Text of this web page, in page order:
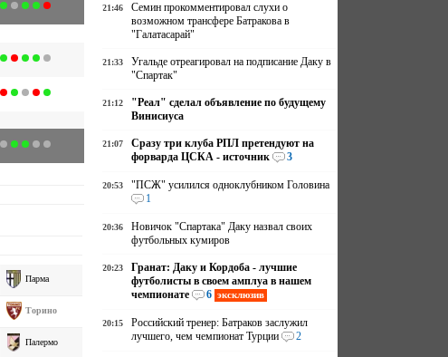
Парма
Торино
Палермо
21:46
Семин прокомментировал слухи о
возможном трансфере Батракова в
"Галатасарай"
21:33
Угальде отреагировал на подписание Даку в
"Спартак"
21:12
"Реал" сделал объявление по будущему
Винисиуса
21:07
Сразу три клуба РПЛ претендуют на
форварда ЦСКА - источник
3
20:53
"ПСЖ" усилился одноклубником Головина
1
20:36
Новичок "Спартака" Даку назвал своих
футбольных кумиров
20:23
Гранат: Даку и Кордоба - лучшие
футболисты в своем амплуа в нашем
чемпионате
6 эксклюзив
20:15
Российский тренер: Батраков заслужил
лучшего, чем чемпионат Турции
2